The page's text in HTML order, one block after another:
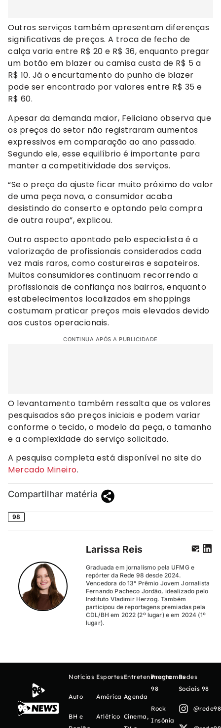
Outros serviços também apresentam diferenças
significativas de preços. A troca de fecho de
calça varia entre R$ 20 e R$ 36, enquanto pregar
um botão em blazer ou camisa custa de R$ 5 a
R$ 10. Já o encurtamento do punho de blazer
pode ser encontrado por valores entre R$ 35 e
R$ 60.
Apesar da demanda maior, Feliciano observa que
os preços do setor não registraram aumentos
expressivos em comparação ao ano passado.
Segundo ele, esse equilíbrio é importante para
manter a competitividade dos serviços.
“Se o preço do ajuste ficar muito próximo do valor
de uma peça nova, o consumidor acaba
desistindo do conserto e optando pela compra
de outra roupa”, explicou.
Outro aspecto apontado pelo especialista é a
valorização de profissionais considerados cada
vez mais raros, como costureiras e sapateiros.
Muitos consumidores continuam recorrendo a
profissionais de confiança nos bairros, enquanto
estabelecimentos localizados em shoppings
costumam praticar preços mais elevados devido
aos custos operacionais.
CONTINUA APÓS A PUBLICIDADE
O levantamento também ressalta que os valores
pesquisados são preços iniciais e podem variar
conforme o tecido, o modelo da peça, o tamanho
e a complexidade do serviço solicitado.
A pesquisa completa está disponível no site do
Mercado Mineiro.
Compartilhar matéria
98
Larissa Reis
Graduada em jornalismo pela UFMG e
repórter da Rede 98 desde 2024.
Vencedora do 13° Prêmio Jovem Jornalista
Fernando Pacheco Jordão, idealizado pelo
Instituto Vladimir Herzog. Também
participou de reportagens premiadas pela
CDL/BH em 2022 (2º lugar) e em 2024 (1º
lugar).
Notícias
Auto
BH e
Esportes
América
Atlético
Entretenimento
Agenda
Cinema,
Programas
98
Rock
Insônia
Redes
Sociais 98